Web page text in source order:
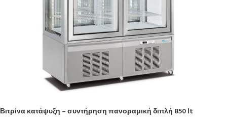
Βιτρίνα κατάψυξη – συντήρηση πανοραμική διπλή 850 lt